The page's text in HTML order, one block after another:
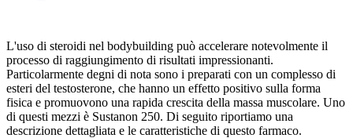
L'uso di steroidi nel bodybuilding può accelerare notevolmente il
processo di raggiungimento di risultati impressionanti.
Particolarmente degni di nota sono i preparati con un complesso di
esteri del testosterone, che hanno un effetto positivo sulla forma
fisica e promuovono una rapida crescita della massa muscolare. Uno
di questi mezzi è Sustanon 250. Di seguito riportiamo una
descrizione dettagliata e le caratteristiche di questo farmaco.